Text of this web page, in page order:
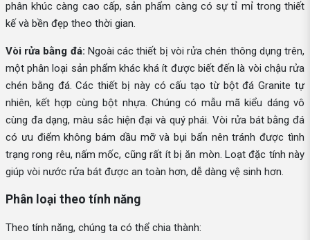
phân khúc càng cao cấp, sản phẩm càng có sự tỉ mỉ trong thiết
kế và bền đẹp theo thời gian.
Vòi rửa bằng đá: Ngoài các thiết bị vòi rửa chén thông dụng trên,
một phân loại sản phẩm khác khá ít được biết đến là vòi chậu rửa
chén bằng đá. Các thiết bị này có cấu tạo từ bột đá Granite tự
nhiên, kết hợp cùng bột nhựa. Chúng có mẫu mã kiểu dáng vô
cùng đa dạng, màu sắc hiện đại và quý phái. Vòi rửa bát bằng đá
có ưu điểm không bám dầu mỡ và bụi bẩn nên tránh được tình
trạng rong rêu, nấm mốc, cũng rất ít bị ăn mòn. Loạt đặc tính này
giúp vòi nước rửa bát được an toàn hơn, dễ dàng vệ sinh hơn.
Phân loại theo tính năng
Theo tính năng, chúng ta có thể chia thành: